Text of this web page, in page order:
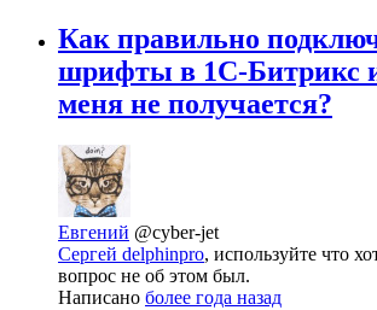
Как правильно
шрифты в 1C-Битрикс
меня не получается?
Евгений @cyber-jet
Сергей delphinpro, используйте что
вопрос не об этом был.
Написано более года назад